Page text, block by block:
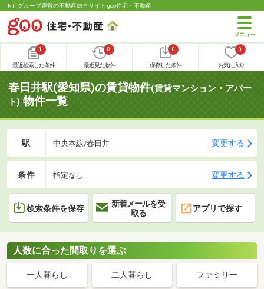
NTTグループ運営の不動産総合サイト goo住宅・不動産
1
最近検索した条件
0
最近見た物件
0
保存した条件
0
お気に入り
春日井駅(愛知県)の賃貸物件(賃貸マンション・アパー
ト) 物件一覧
駅 中央本線/春日井 変更する
条件 指定なし 変更する
検索条件を保存
新着メールを受
取る
アプリで探す
人数に合った間取りを選ぶ
一人暮らし 二人暮らし ファミリー